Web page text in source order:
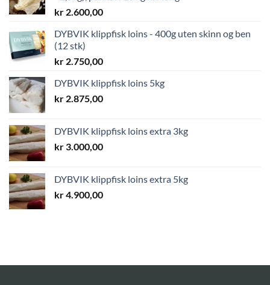
kr 2.600,00
DYBVIK klippfisk loins - 400g uten skinn og ben
(12 stk)
kr 2.750,00
DYBVIK klippfisk loins 5kg
kr 2.875,00
DYBVIK klippfisk loins extra 3kg
kr 3.000,00
DYBVIK klippfisk loins extra 5kg
kr4.900,00